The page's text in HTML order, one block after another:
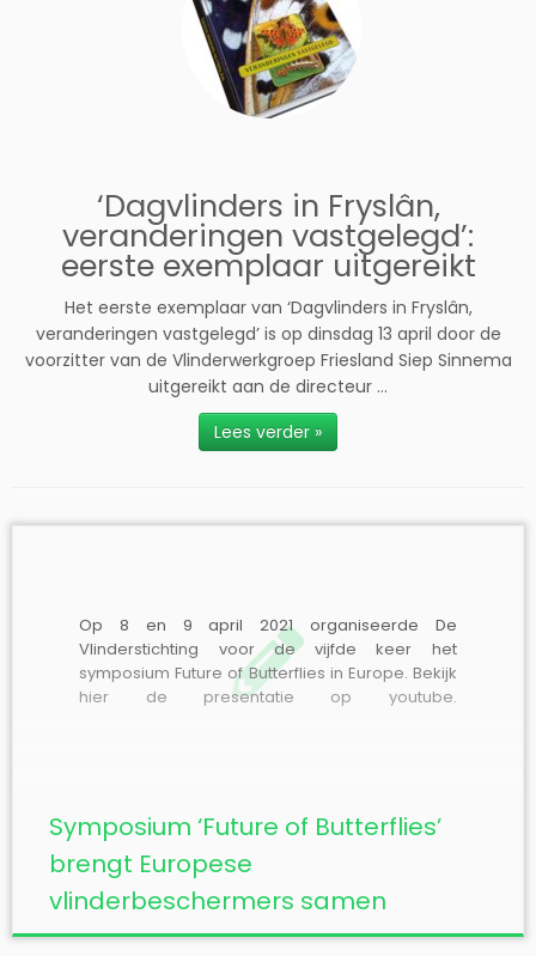
‘Dagvlinders in Fryslân,
veranderingen vastgelegd’:
eerste exemplaar uitgereikt
Het eerste exemplaar van ‘Dagvlinders in Fryslân,
veranderingen vastgelegd’ is op dinsdag 13 april door de
voorzitter van de Vlinderwerkgroep Friesland Siep Sinnema
uitgereikt aan de directeur ...
Lees verder »
Op 8 en 9 april 2021 organiseerde De
Vlinderstichting voor de vijfde keer het
symposium Future of Butterflies in Europe. Bekijk
hier de presentatie op youtube.
programma […]
Symposium ‘Future of Butterflies’
brengt Europese
vlinderbeschermers samen